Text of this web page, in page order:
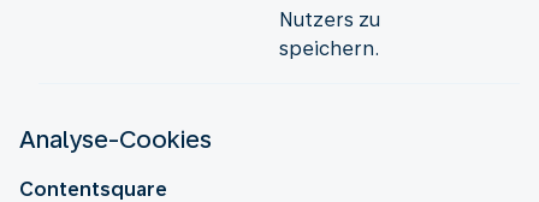
Nutzers zu
speichern.
Analyse-Cookies
Contentsquare